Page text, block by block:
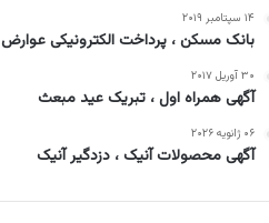
۱۴ سپتامبر ۲۰۱۹
بانک مسکن ، پرداخت الکترونیکی عوارض
۳۰ آوریل ۲۰۱۷
آگهی همراه اول ، تبریک عید مبعث
۰۶ ژانویه ۲۰۲۶
آگهی محصولات آنیک ، دزدگیر آنیک